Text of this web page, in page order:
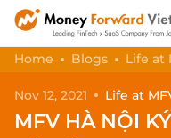
Home Blogs Life at
Nov 12, 2021
Life at
MFV HÀ NỘI